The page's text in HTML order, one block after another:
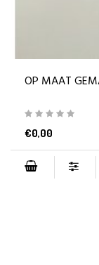
OP MAAT
€0,00